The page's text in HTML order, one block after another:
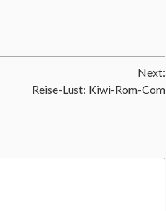
Next:
Reise-Lust: Kiwi-Rom-Com